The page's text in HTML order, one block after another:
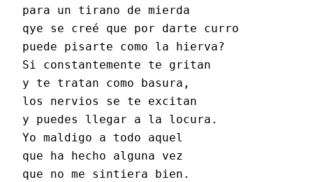
para un tirano de mierda
qye se creé que por darte curro
puede pisarte como la hierva?
Si constantemente te gritan
y te tratan como basura,
los nervios se te excitan
y puedes llegar a la locura.
Yo maldigo a todo aquel
que ha hecho alguna vez
que no me sintiera bien.